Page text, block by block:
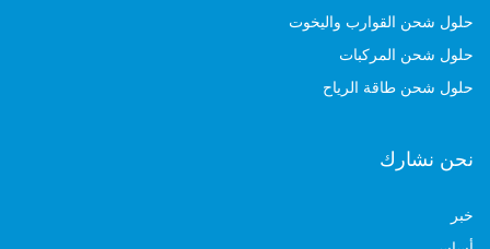
حلول شحن القوارب واليخوت
حلول شحن المركبات
حلول شحن طاقة الرياح
نحن نشارك
خبر